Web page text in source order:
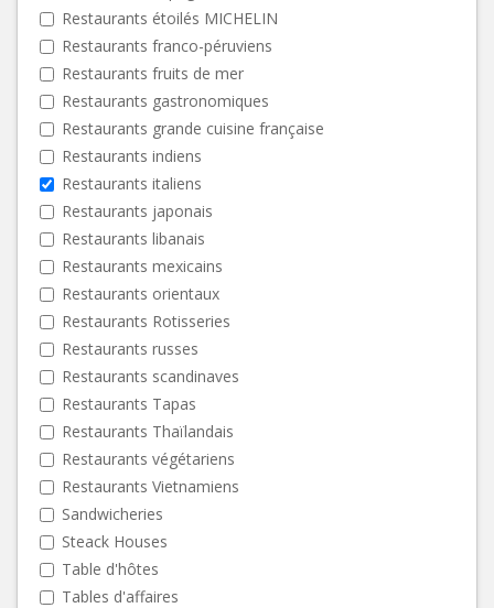
Restaurants étoilés MICHELIN
Restaurants franco-péruviens
Restaurants fruits de mer
Restaurants gastronomiques
Restaurants grande cuisine française
Restaurants indiens
Restaurants italiens
Restaurants japonais
Restaurants libanais
Restaurants mexicains
Restaurants orientaux
Restaurants Rotisseries
Restaurants russes
Restaurants scandinaves
Restaurants Tapas
Restaurants Thaïlandais
Restaurants végétariens
Restaurants Vietnamiens
Sandwicheries
Steack Houses
Table d'hôtes
Tables d'affaires